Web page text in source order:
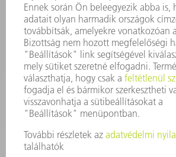
szerszam@hu.trumpf.com
KAPCSOLAT
Alkatrész
3628576035
08.00 - 16.30
alkatresz@hu.trumpf.com